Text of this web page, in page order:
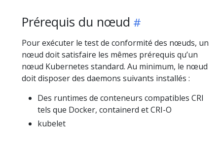
Prérequis du nœud
Pour exécuter le test de conformité des nœuds, un
nœud doit satisfaire les mêmes prérequis qu’un
nœud Kubernetes standard. Au minimum, le nœud
doit disposer des daemons suivants installés :
Des runtimes de conteneurs compatibles CRI
tels que Docker, containerd et CRI-O
kubelet